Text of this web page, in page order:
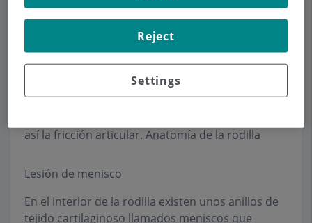
Toda la superficie de la rodilla está cubierta de
una estructura lisa llamada cartílago articular que
le permite un movimiento de deslizamiento
suave. En su interior existen unos anillos
semicirculares de tejido cartilaginoso llamados
meniscos que actúan como almohadillas. El
así la fricción articular. Anatomía de la rodilla
Lesión de menisco
En el interior de la rodilla existen unos anillos de
tejido cartilaginoso llamados meniscos que
Settings
Reject